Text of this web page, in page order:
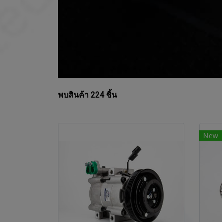
พบสินค้า 224 ชิ้น
New